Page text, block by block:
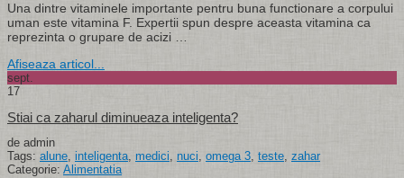
Una dintre vitaminele importante pentru buna functionare a corpului
uman este vitamina F. Expertii spun despre aceasta vitamina ca
reprezinta o grupare de acizi …
Afiseaza articol...
sept.
17
Stiai ca zaharul diminueaza inteligenta?
de admin
Tags: alune, inteligenta, medici, nuci, omega 3, teste, zahar
Categorie: Alimentatia